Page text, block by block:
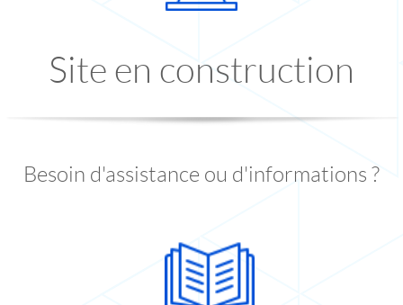
Site en construction
Besoin d'assistance ou d'informations ?